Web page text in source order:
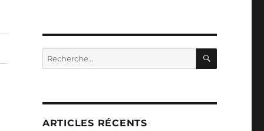
Recherche
pour :
ARTICLES RÉCENTS